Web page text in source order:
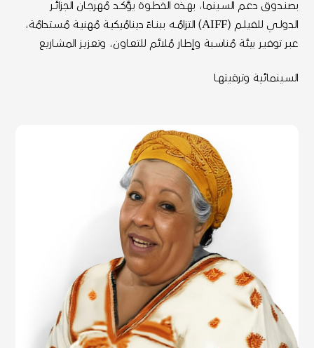
بصنـدوق دعــم الســينما، بهــذه الخطــوة يؤكــد مُهرجــان الجزائــر
الدولــي للفيلــم (AIFF) التزامُــه ببنــاءً دينامُيكيـة مُهنيـة مُسـتدامُة،
عبـر توفيـر بيئـة مُناسـبة وإطـار مُلائـم للتعـاون، وتعزيـز المشـاريع
الســينمائية وترقيتهــا